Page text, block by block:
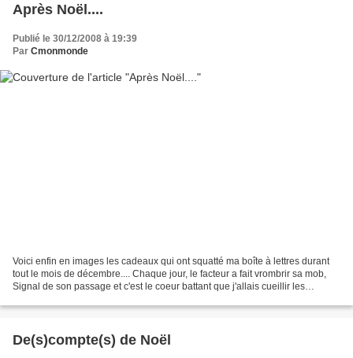
Après Noël....
Publié le 30/12/2008 à 19:39
Par Cmonmonde
Voici enfin en images les cadeaux qui ont squatté ma boîte à lettres durant
tout le mois de décembre.... Chaque jour, le facteur a fait vrombrir sa mob,
Signal de son passage et c'est le coeur battant que j'allais cueillir les
De(s)compte(s) de Noël